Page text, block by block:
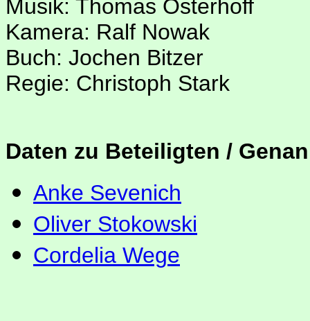
Musik: Thomas Osterhoff
Kamera: Ralf Nowak
Buch: Jochen Bitzer
Regie: Christoph Stark
Daten zu Beteiligten /
Anke Sevenich
Oliver Stokowski
Cordelia Wege